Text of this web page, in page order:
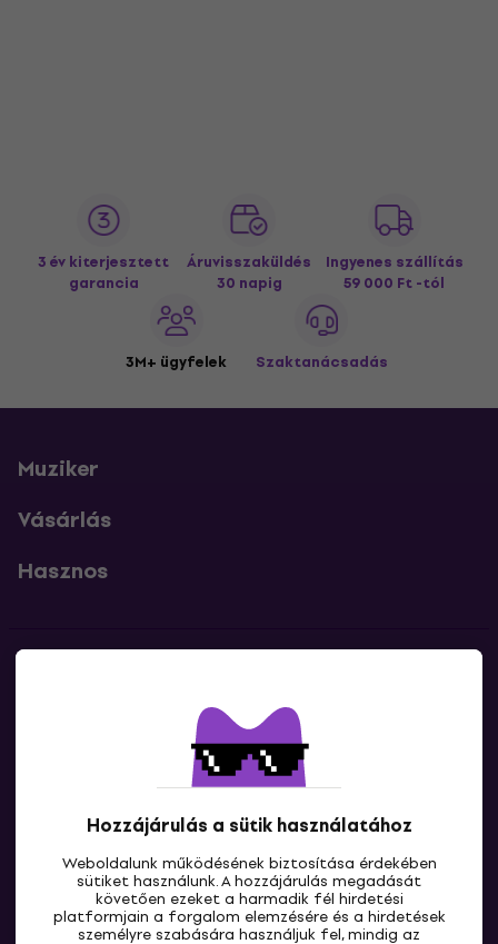
Hozzájárulás a sütik használatához
Weboldalunk működésének biztosítása érdekében
sütiket használunk. A hozzájárulás megadását
követően ezeket a harmadik fél hirdetési
platformjain a forgalom elemzésére és a hirdetések
személyre szabására használjuk fel, mindig az
3 év kiterjesztett
garancia
Áruvisszaküldés
30 napig
Ingyenes szállítás
59 000 Ft -tól
3M+ ügyfelek Szaktanácsadás
Muziker
Vásárlás
Hasznos
Lépj kapcsolatba velünk